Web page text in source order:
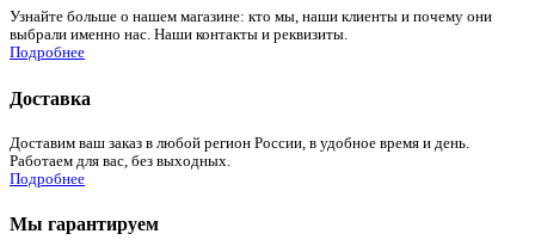
Узнайте больше о нашем магазине: кто мы, наши клиенты и почему они
выбрали именно нас. Наши контакты и реквизиты.
Подробнее
Доставка
Доставим ваш заказ в любой регион России, в удобное время и день.
Работаем для вас, без выходных.
Подробнее
Мы гарантируем